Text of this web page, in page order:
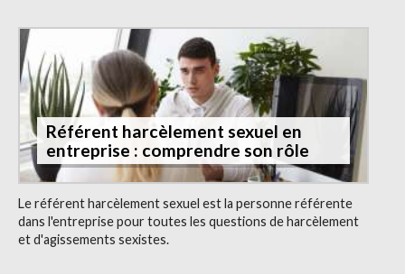
Référent harcèlement sexuel en
entreprise : comprendre son rôle
Le référent harcèlement sexuel est la personne référente
dans l'entreprise pour toutes les questions de harcèlement
et d'agissements sexistes.